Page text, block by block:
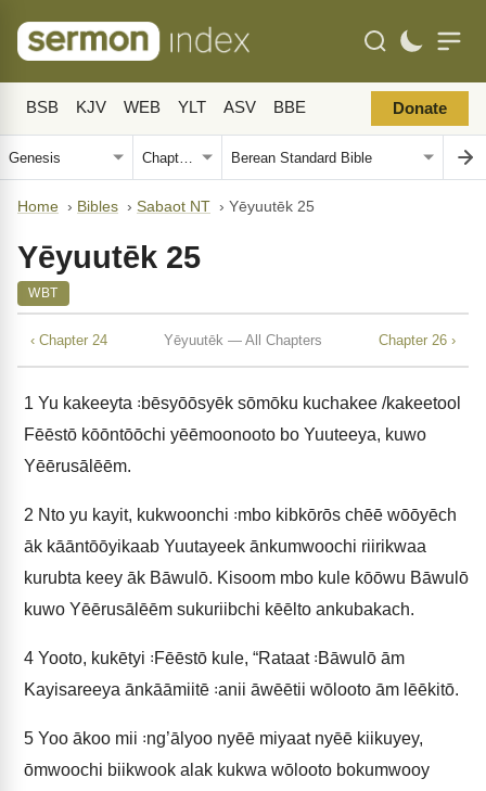
BSB KJV WEB YLT ASV BBE Donate
Home › Bibles › Sabaot NT › Yēyuutēk 25
Yēyuutēk 25
WBT
‹ Chapter 24 Yēyuutēk — All Chapters Chapter 26 ›
1 Yu kakeeyta ꞉bēsyōōsyēk sōmōku kuchakee /kakeetool
Fēēstō kōōntōōchi yēēmoonooto bo Yuuteeya, kuwo
Yēērusālēēm.
2 Nto yu kayit, kukwoonchi ꞉mbo kibkōrōs chēē wōōyēch
āk kāāntōōyikaab Yuutayeek ānkumwoochi riirikwaa
kurubta keey āk Bāwulō. Kisoom mbo kule kōōwu Bāwulō
kuwo Yēērusālēēm sukuriibchi kēēlto ankubakach.
4 Yooto, kukētyi ꞉Fēēstō kule, “Rataat ꞉Bāwulō ām
Kayisareeya ānkāāmiitē ꞉anii āwēētii wōlooto ām lēēkitō.
5 Yoo ākoo mii ꞉ng’ālyoo nyēē miyaat nyēē kiikuyey,
ōmwoochi biikwook alak kukwa wōlooto bokumwooy